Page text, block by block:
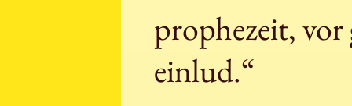
prophezeit,
einlud.“